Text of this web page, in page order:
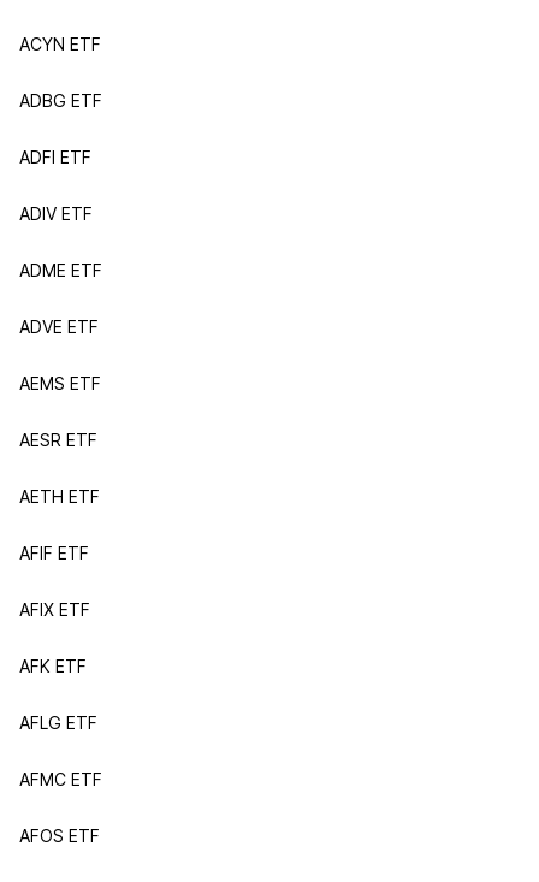
ACYN ETF
ADBG ETF
ADFI ETF
ADIV ETF
ADME ETF
ADVE ETF
AEMS ETF
AESR ETF
AETH ETF
AFIF ETF
AFIX ETF
AFK ETF
AFLG ETF
AFMC ETF
AFOS ETF